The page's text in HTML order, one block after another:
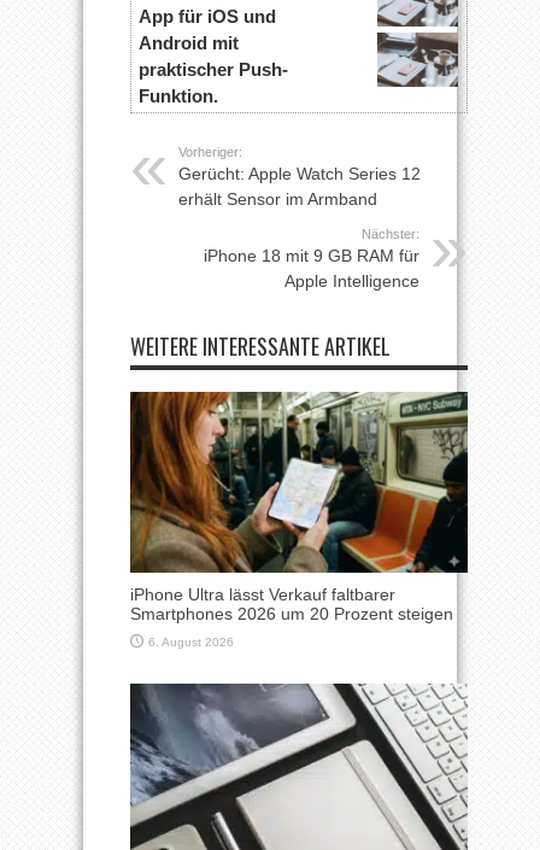
App für iOS und
Android mit
praktischer Push-
Funktion.
Vorheriger:
Gerücht: Apple Watch Series 12
erhält Sensor im Armband
Nächster:
iPhone 18 mit 9 GB RAM für
Apple Intelligence
WEITERE INTERESSANTE ARTIKEL
iPhone Ultra lässt Verkauf faltbarer
Smartphones 2026 um 20 Prozent steigen
6. August 2026